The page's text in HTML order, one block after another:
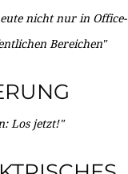
nicht nur in Office-
Bereichen"
Los jetzt!"